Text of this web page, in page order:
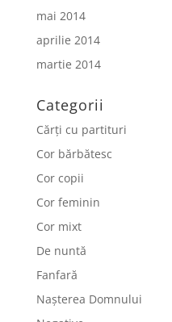
mai 2014
aprilie 2014
martie 2014
Categorii
Cărți cu partituri
Cor bărbătesc
Cor copii
Cor feminin
Cor mixt
De nuntă
Fanfară
Nașterea Domnului